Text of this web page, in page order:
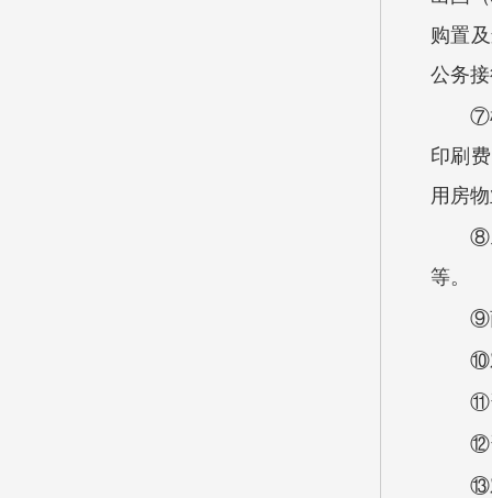
购置
公务
⑦
印刷
用房
⑧
等。
⑨
⑩
⑪
⑫
⑬